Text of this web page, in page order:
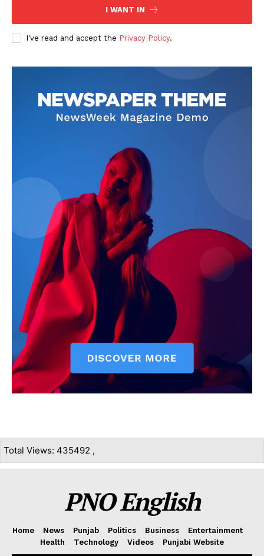
I WANT IN
I've read and accept the Privacy Policy.
Total Views: 435492 ,
PNO English
Home News Punjab Politics Business
Entertainment
Health
Technology Videos Punjabi Website